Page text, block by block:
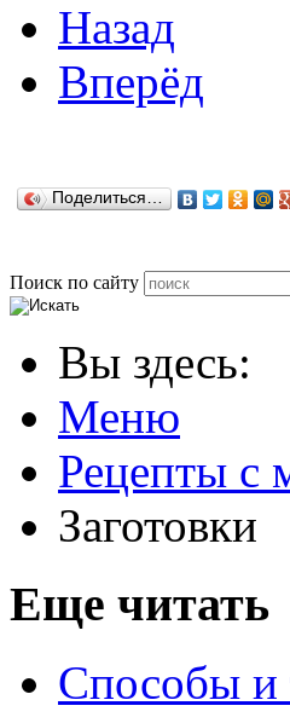
Назад
Вперёд
Поделиться…
Поиск по сайту
Вы здесь:
Меню
Рецепты с
Заготовки
Еще читать
Способы и